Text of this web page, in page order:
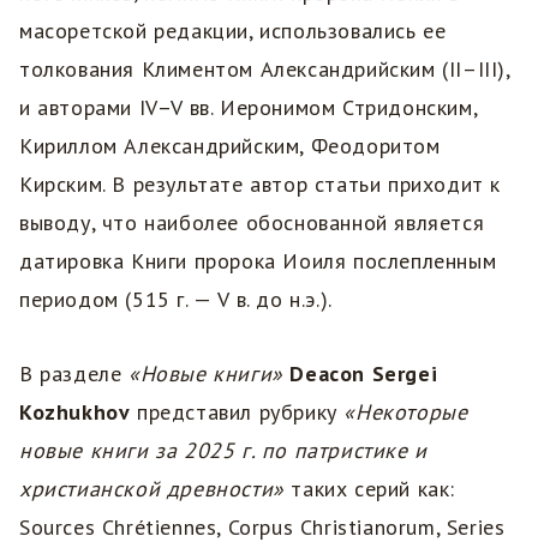
масоретской редакции, использовались ее
толкования Климентом Александрийским (II–III),
и авторами IV–V вв. Иеронимом Стридонским,
Кириллом Александрийским, Феодоритом
Кирским. В результате автор статьи приходит к
выводу, что наиболее обоснованной является
датировка Книги пророка Иоиля послепленным
периодом (515 г. — V в. до н.э.).
В разделе «Новые книги» Deacon Sergei
Kozhukhov представил рубрику «Некоторые
новые книги за 2025 г. по патристике и
христианской древности» таких серий как:
Sources Chrétiennes, Corpus Christianorum, Series